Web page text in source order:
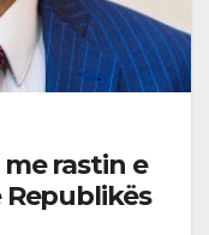
rastin e